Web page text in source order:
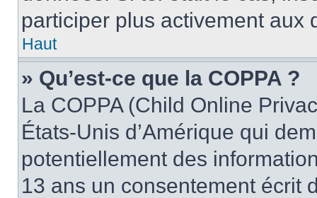
participer plus activement aux
Haut
» Qu’est-ce que la COPPA ?
La COPPA (Child Online
États-Unis d’Amérique qui
potentiellement des
13 ans un consentement écrit